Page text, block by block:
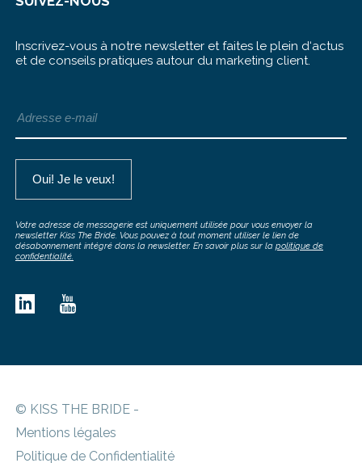
Inscrivez-vous à notre newsletter et faites le plein d‘actus
et de conseils pratiques autour du marketing client.
Votre adresse de messagerie est uniquement utilisée pour vous envoyer la
newsletter Kiss The Bride. Vous pouvez à tout moment utiliser le lien de
désabonnement intégré dans la newsletter. En savoir plus sur la politique de
confidentialité.
© KISS THE BRIDE -
Mentions légales
Politique de Confidentialité